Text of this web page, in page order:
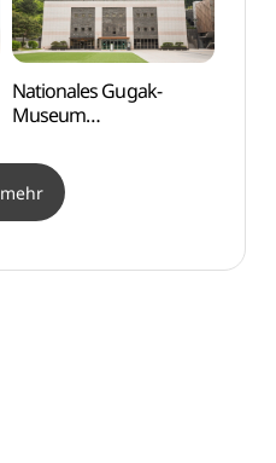
Nationales Gugak-
Museum
mehr